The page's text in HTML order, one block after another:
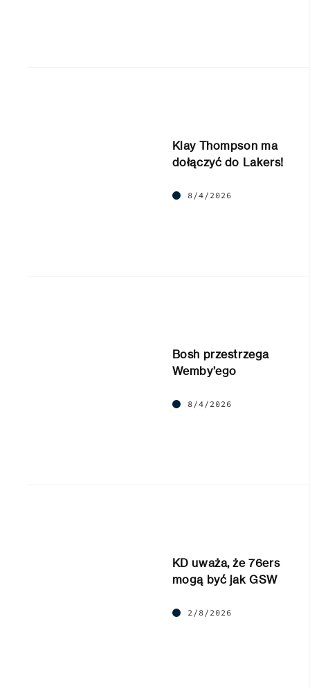
Klay Thompson ma
dołączyć do Lakers!
8/4/2026
Bosh przestrzega
Wemby’ego
8/4/2026
KD uważa, że 76ers
mogą być jak GSW
2/8/2026